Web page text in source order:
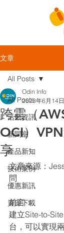
文章
All Posts
活動資訊
新聞室
產品新知
技術案例
優惠新訊
資源下載
All Posts
跨雲（
OCI）
享
Odin Info
2023年6月14日
文章來源：
問
前言：
建立Site-to-
台，可以實現